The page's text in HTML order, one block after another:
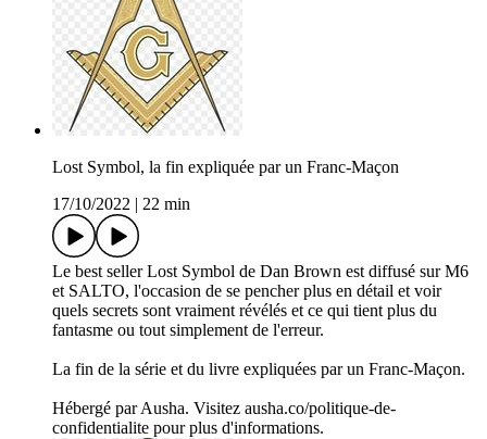
Lost Symbol, la fin expliquée par un Franc-Maçon
17/10/2022
22 min
Le best seller Lost Symbol de Dan Brown est diffusé sur M6
et SALTO, l'occasion de se pencher plus en détail et voir
quels secrets sont vraiment révélés et ce qui tient plus du
fantasme ou tout simplement de l'erreur.
La fin de la série et du livre expliquées par un Franc-Maçon.
Hébergé par Ausha. Visitez ausha.co/politique-de-
confidentialite pour plus d'informations.